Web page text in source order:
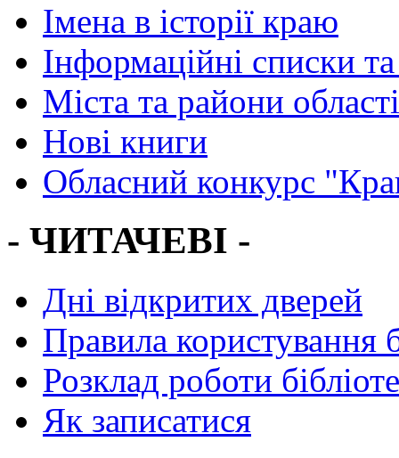
Імена в історії краю
Інформаційні списки
Міста та райони області
Нові книги
Обласний конкурс
- ЧИТАЧЕВІ -
Дні відкритих дверей
Правила користування
Розклад роботи
Як записатися